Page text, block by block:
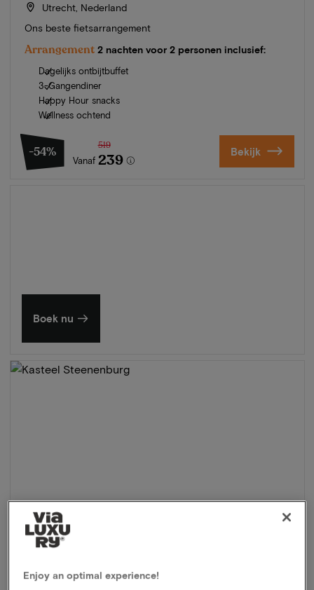
Utrecht, Nederland
Ons beste fietsarrangement
Arrangement 2 nachten voor 2 personen inclusief:
Dagelijks ontbijtbuffet
3-Gangendiner
Happy Hour snacks
Wellness ochtend
-54%
Vanaf
519
239 Bekijk
Boek nu
Kasteel Steenenburg★★★★
Enjoy an optimal experience!